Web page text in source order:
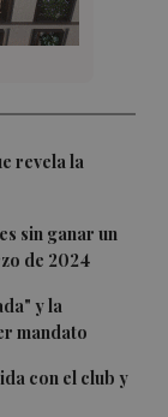
revela la
sin ganar un
de 2024
y la
mandato
con el club y